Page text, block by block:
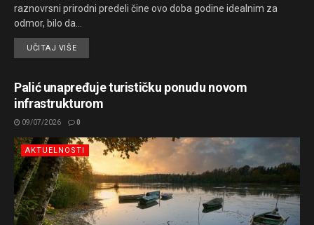
raznovrsni prirodni predeli čine ovo doba godine idealnim za
odmor, bilo da...
UČITAJ VIŠE
Palić unapređuje turističku ponudu novom
infrastrukturom
09/07/2026 0
AKTUELNOSTI